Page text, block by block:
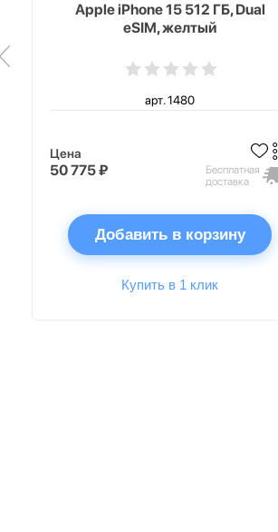
Apple iPhone 15 512 ГБ, Dual
eSIM, желтый
арт. 1480
Цена
50 775 ₽
Бесплатная
доставка
Добавить в корзину
Купить в 1 клик